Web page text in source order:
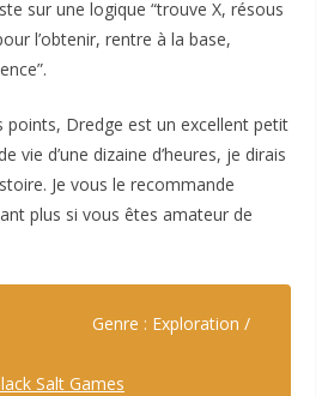
sur une logique “trouve X, résous
l’obtenir, rentre à la base,
points, Dredge est un excellent petit
vie d’une dizaine d’heures, je dirais
Je vous le recommande
plus si vous êtes amateur de
Genre : Exploration /
Salt Games